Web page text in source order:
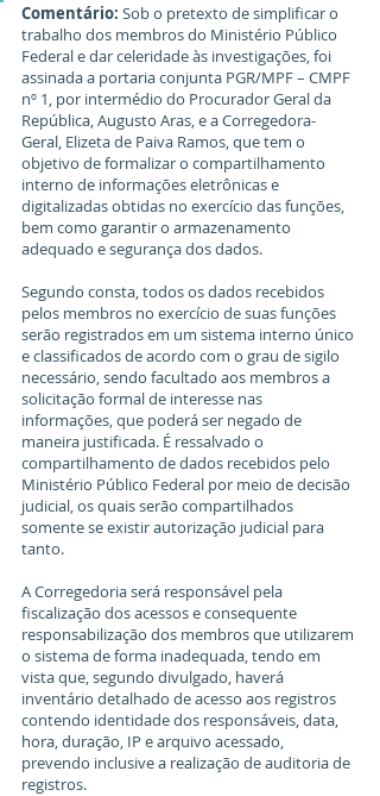
Comentário: Sob o pretexto de simplificar o
trabalho dos membros do Ministério Público
Federal e dar celeridade às investigações, foi
assinada a portaria conjunta PGR/MPF – CMPF
nº 1, por intermédio do Procurador Geral da
República, Augusto Aras, e a Corregedora-
Geral, Elizeta de Paiva Ramos, que tem o
objetivo de formalizar o compartilhamento
interno de informações eletrônicas e
digitalizadas obtidas no exercício das funções,
bem como garantir o armazenamento
adequado e segurança dos dados.
Segundo consta, todos os dados recebidos
pelos membros no exercício de suas funções
serão registrados em um sistema interno único
e classificados de acordo com o grau de sigilo
necessário, sendo facultado aos membros a
solicitação formal de interesse nas
informações, que poderá ser negado de
maneira justificada. É ressalvado o
compartilhamento de dados recebidos pelo
Ministério Público Federal por meio de decisão
judicial, os quais serão compartilhados
somente se existir autorização judicial para
tanto.
A Corregedoria será responsável pela
fiscalização dos acessos e consequente
responsabilização dos membros que utilizarem
o sistema de forma inadequada, tendo em
vista que, segundo divulgado, haverá
inventário detalhado de acesso aos registros
contendo identidade dos responsáveis, data,
hora, duração, IP e arquivo acessado,
prevendo inclusive a realização de auditoria de
registros.